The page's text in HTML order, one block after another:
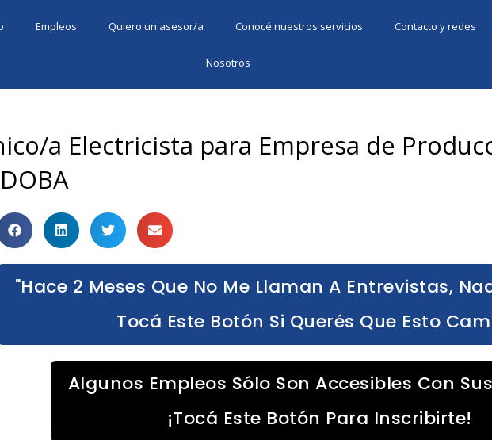
Empleos Quiero un asesor/a Conocé nuestros servicios Contacto y redes
Nosotros
a Electricista para Empresa de
"Hace 2 Meses Que No Me Llaman A Entrevistas,
Tocá Este Botón Si Querés Que Esto
Algunos Empleos Sólo Son Accesibles Con
¡Tocá Este Botón Para Inscribirte!